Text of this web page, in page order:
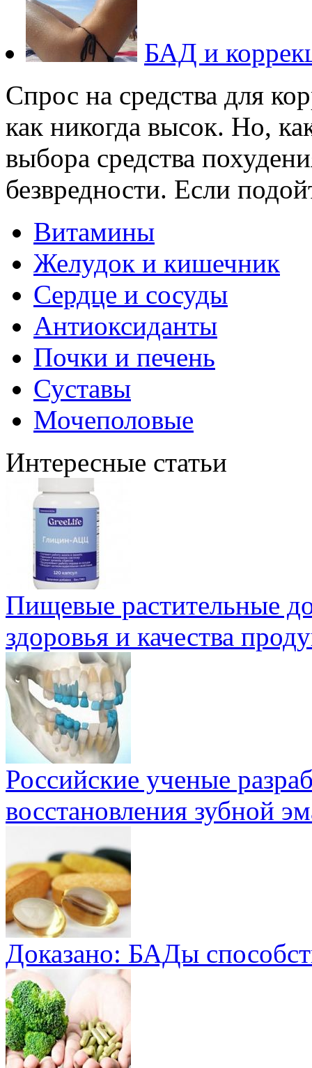
БАД и
Спрос на средства для
как никогда высок. Но,
выбора средства
безвредности. Если
Витамины
Желудок и кишечник
Сердце и сосуды
Антиоксиданты
Почки и печень
Суставы
Мочеполовые
Интересные статьи
Пищевые растительные
здоровья и качества
Российские ученые
восстановления зубной
Доказано: БАДы